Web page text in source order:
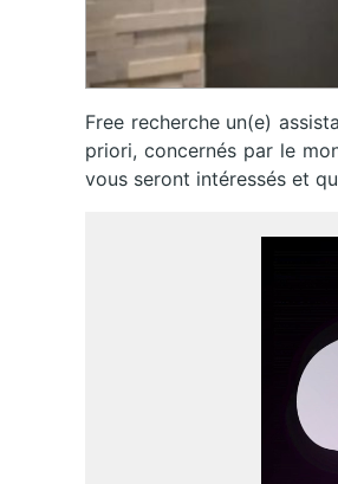
Free recherche un(e)
priori, concernés par le
vous seront intéressés et